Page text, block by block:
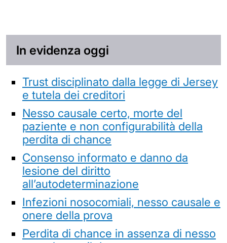
In evidenza oggi
Trust disciplinato dalla legge di Jersey
e tutela dei creditori
Nesso causale certo, morte del
paziente e non configurabilità della
perdita di chance
Consenso informato e danno da
lesione del diritto
all’autodeterminazione
Infezioni nosocomiali, nesso causale e
onere della prova
Perdita di chance in assenza di nesso